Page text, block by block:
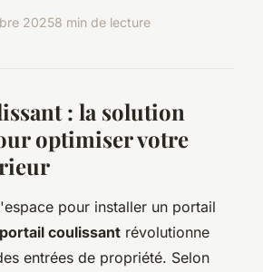
20258 min de lecture
: la solution
optimiser votre
pour installer un portail
portail coulissant révolutionne
entrées de propriété. Selon